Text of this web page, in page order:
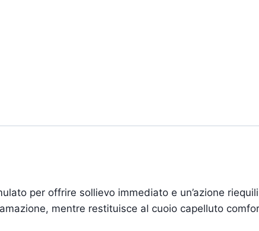
per offrire sollievo immediato e un’azione
mentre restituisce al cuoio capelluto